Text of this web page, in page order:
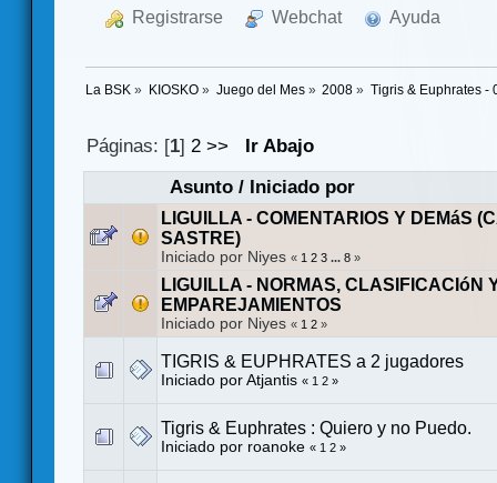
Registrarse Webchat Ayuda
La BSK » KIOSKO» Juego del Mes» 2008 » Tigris & Euphrates -
Páginas: [1]2 >>
Ir Abajo
Asunto/ Iniciado por
LIGUILLA - COMENTARIOS Y DEMáS
SASTRE)
Iniciado por Niyes « 1 2 3 ... 8 »
LIGUILLA - NORMAS, CLASIFICACIóN
EMPAREJAMIENTOS
Iniciado por Niyes « 1 2 »
TIGRIS & EUPHRATES a 2 jugadores
Iniciado por Atjantis « 1 2 »
Tigris & Euphrates : Quiero y no Puedo.
Iniciado por roanoke « 1 2 »